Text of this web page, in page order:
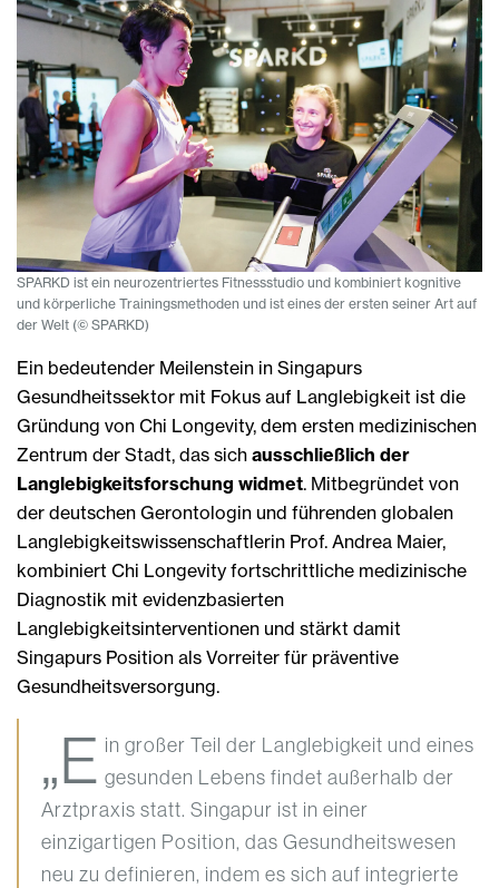
SPARKD ist ein neurozentriertes Fitnessstudio und kombiniert kognitive
und körperliche Trainingsmethoden und ist eines der ersten seiner Art auf
der Welt (© SPARKD)
Ein bedeutender Meilenstein in Singapurs
Gesundheitssektor mit Fokus auf Langlebigkeit ist die
Gründung von Chi Longevity, dem ersten medizinischen
Zentrum der Stadt, das sich ausschließlich der
Langlebigkeitsforschung widmet. Mitbegründet von
der deutschen Gerontologin und führenden globalen
Langlebigkeitswissenschaftlerin Prof. Andrea Maier,
kombiniert Chi Longevity fortschrittliche medizinische
Diagnostik mit evidenzbasierten
Langlebigkeitsinterventionen und stärkt damit
Singapurs Position als Vorreiter für präventive
Gesundheitsversorgung.
„E in großer Teil der Langlebigkeit und eines
gesunden Lebens findet außerhalb der
Arztpraxis statt. Singapur ist in einer
einzigartigen Position, das Gesundheitswesen
neu zu definieren, indem es sich auf integrierte